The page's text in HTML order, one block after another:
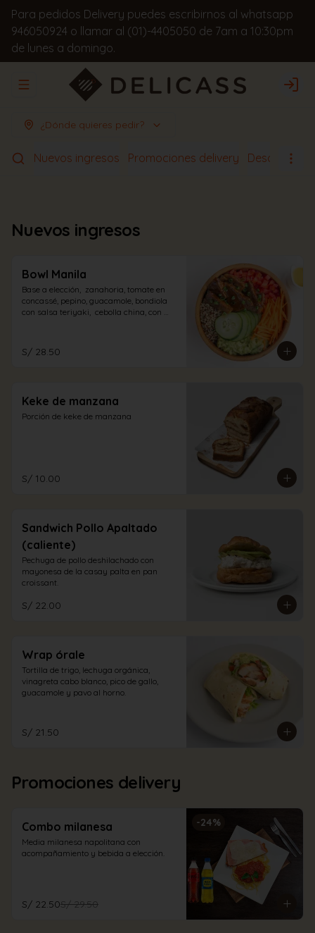
Para pedidos Delivery puedes escribirnos al whatsapp
946050924 o llamar al (01)-4405050 de 7am a 10:30pm
de lunes a domingo.
Abrir menu de navegación Login
¿Dónde quieres pedir?
Nuevos ingresos Promociones delivery Desayunos
Nuevos ingresos
Bowl Manila
Base a elección,  zanahoria, tomate en
concassé, pepino, guacamole, bondiola
con salsa teriyaki,  cebolla china, con
S/ 28.50
Keke de manzana
Porción de keke de manzana
S/ 10.00
Sandwich Pollo Apaltado
(caliente)
Pechuga de pollo deshilachado con
mayonesa de la casay palta en pan
croissant.
S/ 22.00
Wrap órale
Tortilla de trigo, lechuga orgánica,
vinagreta cabo blanco, pico de gallo,
guacamole y pavo al horno.
S/ 21.50
Promociones delivery
-24%
Combo milanesa
Media milanesa napolitana con
acompañamiento y bebida a elección.
S/ 22.50S/ 29.50